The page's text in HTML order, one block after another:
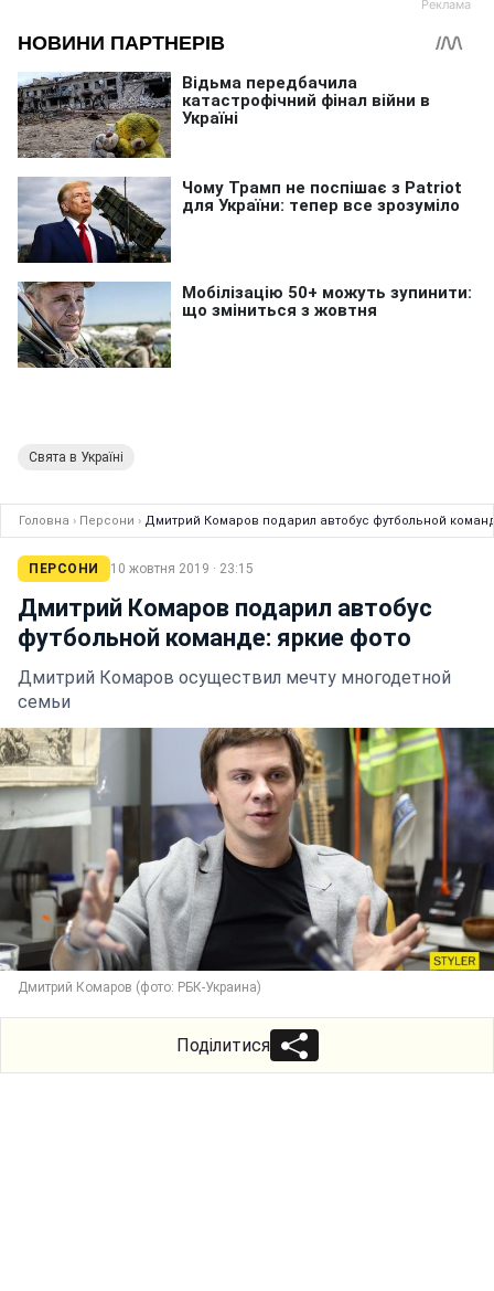
Свята в Україні
Головна › Персони › Дмитрий Комаров подарил автобус футбольной
ПЕРСОНИ 10 жовтня 2019 · 23:15
Дмитрий Комаров подарил автобус
футбольной команде: яркие фото
Дмитрий Комаров осуществил мечту многодетной
семьи
Дмитрий Комаров (фото: РБК-Украина)
Поділитися